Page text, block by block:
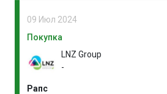
09 Июл 2024
Покупка
LNZ Group
-
Рапс